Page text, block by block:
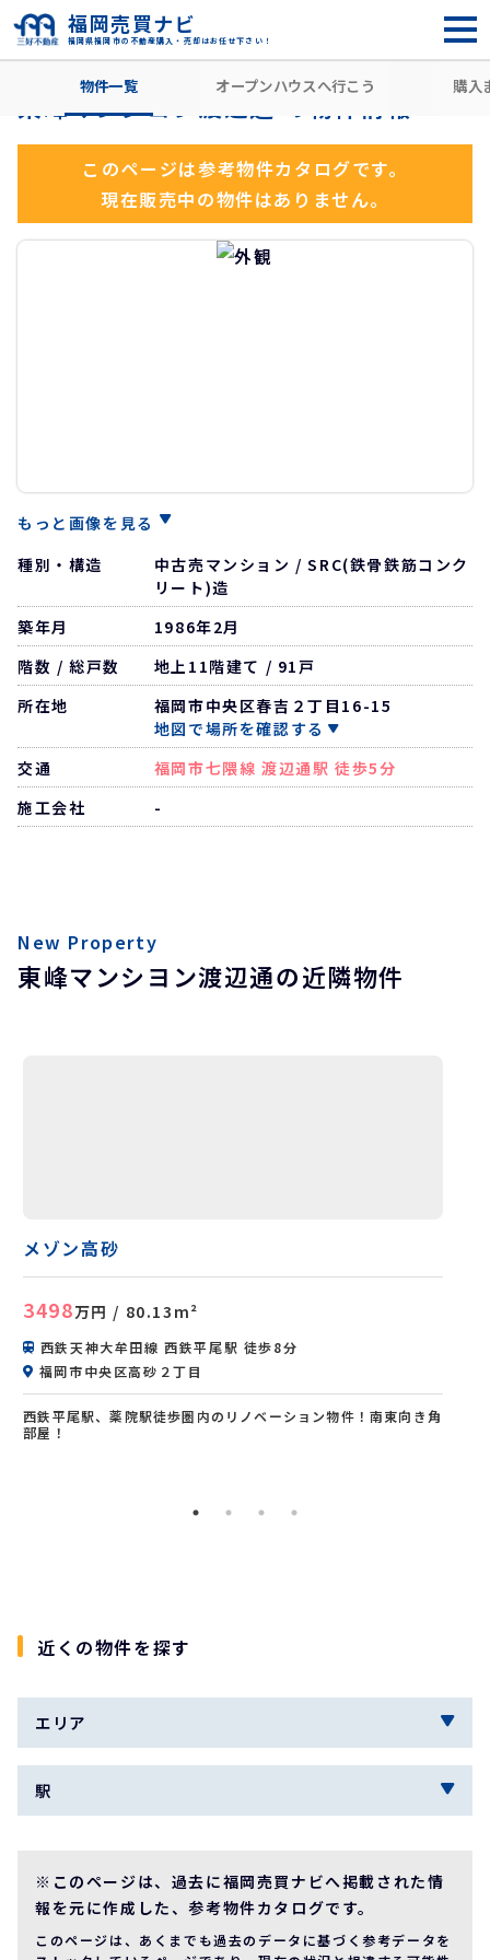
福岡県福岡市の不動産購入・売却はお任せ下さい！
福岡売買ナビ
住所から探す 福岡市中央区
物件一覧 オープンハウスへ行こう 購入
東峰マンシヨン渡辺通 の物件情報
このページは参考物件カタログです。
現在販売中の物件はありません。
もっと画像を見る
種別・構造
中古売マンション / SRC(鉄骨鉄筋コンク
リート)造
築年月
1986年2月
階数 / 総戸数
地上11階建て / 91戸
所在地
福岡市中央区春吉２丁目16-15
地図で場所を確認する
交通
福岡市七隈線 渡辺通駅 徒歩5分
施工会社
-
New Property
東峰マンシヨン渡辺通の近隣物件
メゾン高砂
3498万円 / 80.13m²
西鉄天神大牟田線 西鉄平尾駅 徒歩8分
福岡市中央区高砂２丁目
西鉄平尾駅、薬院駅徒歩圏内のリノベーション物件！南東向き角
部屋！
近くの物件を探す
エリア
駅
※このページは、過去に福岡売買ナビへ掲載された情
報を元に作成した、参考物件カタログです。
このページは、あくまでも過去のデータに基づく参考データを